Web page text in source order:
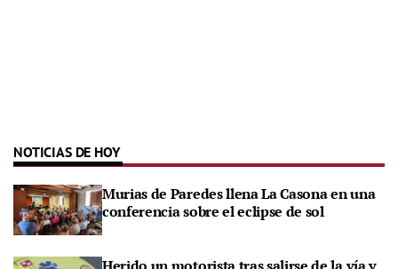
NOTICIAS DE HOY
Murias de Paredes llena La Casona en una
conferencia sobre el eclipse de sol